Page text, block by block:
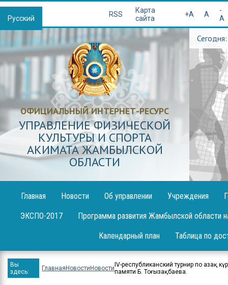
Русский
RSS
Карта
сайта
+A A
-
A
ОФИЦИАЛЬНЫЙ ИНТЕРНЕТ-РЕСУРС
УПРАВЛЕНИЕ ФИЗИЧЕСКОЙ
КУЛЬТУРЫ И СПОРТА
АКИМАТА ЖАМБЫЛСКОЙ
ОБЛАСТИ
Главная Новости
Об управлении
Публикация
декларации
Вопрос-ответ
Проекты
Учреждения
ЭКСПО-2017 Программа развития Жамбылской области
Календарный план Таблица по
Вы
здесь:
Главная Новости НовостиІV-республиканский турнир по Қазақ
памяти Б. Тоғызақбаева.